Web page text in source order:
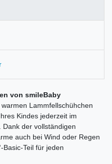
von smileBaby
Lammfellschühchen
Kindes jederzeit im
der vollständigen
auch bei Wind oder Regen
Basic-Teil für jeden